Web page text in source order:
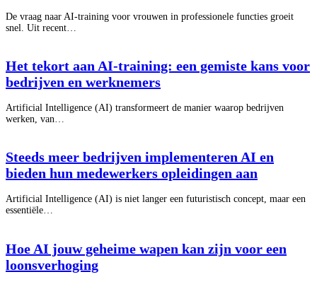
De vraag naar AI-training voor vrouwen in professionele functies groeit
snel. Uit recent…
Het tekort aan AI-training: een gemiste kans voor
bedrijven en werknemers
Artificial Intelligence (AI) transformeert de manier waarop bedrijven
werken, van…
Steeds meer bedrijven implementeren AI en
bieden hun medewerkers opleidingen aan
Artificial Intelligence (AI) is niet langer een futuristisch concept, maar een
essentiële…
Hoe AI jouw geheime wapen kan zijn voor een
loonsverhoging